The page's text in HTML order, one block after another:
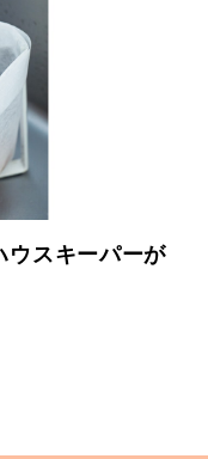
ウスキーパーが